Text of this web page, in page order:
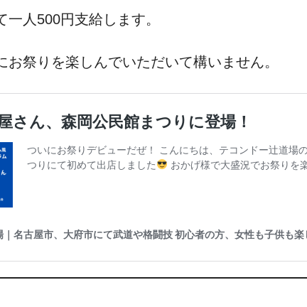
人500円支給します。
お祭りを楽しんでいただいて構いません。